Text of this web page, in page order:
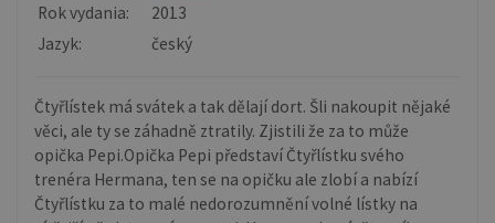
Rok vydania:
2013
Jazyk:
český
Čtyřlístek má svátek a tak dělají dort. Šli nakoupit nějaké
věci, ale ty se záhadně ztratily. Zjistili že za to může
opička Pepi.Opička Pepi představí Čtyřlístku svého
trenéra Hermana, ten se na opičku ale zlobí a nabízí
Čtyřlístku za to malé nedorozumnění volné lístky na